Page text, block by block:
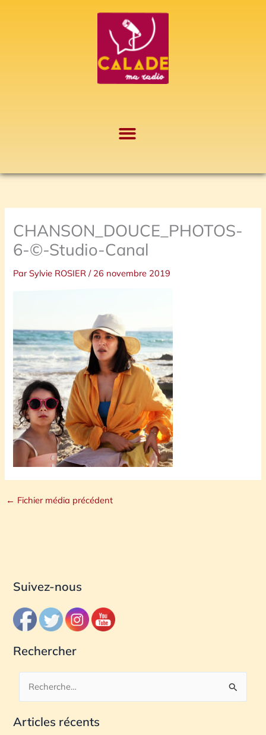
CHANSON_DOUCE_PHOTOS-
6-©-Studio-Canal
ParSylvie ROSIER/ 26 novembre 2019
← Fichier média précédent
Suivez-nous
Rechercher
c
Articles récents